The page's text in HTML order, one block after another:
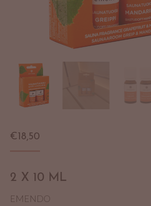
€18,50
2 X 10 ML
EMENDO